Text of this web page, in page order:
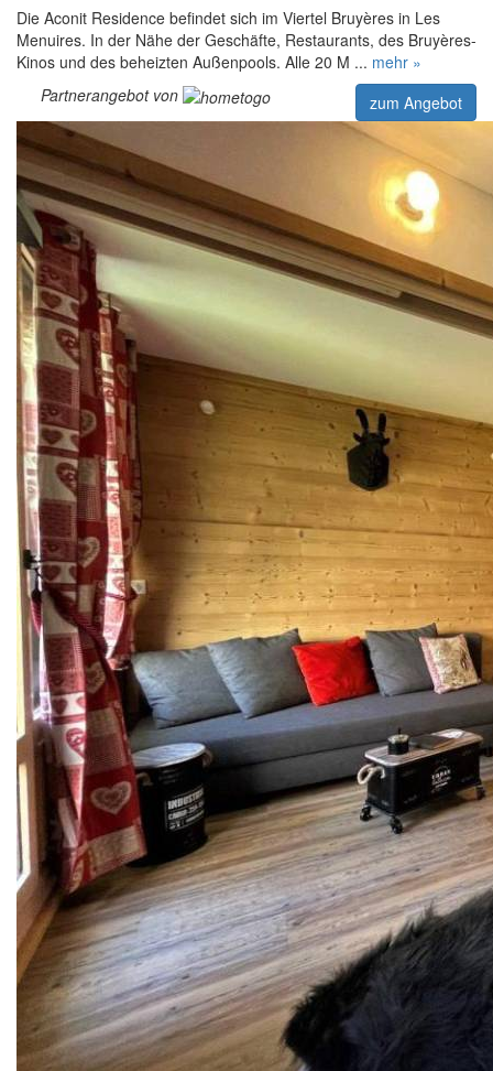
Die Aconit Residence befindet sich im Viertel Bruyères in Les
Menuires. In der Nähe der Geschäfte, Restaurants, des Bruyères-
Kinos und des beheizten Außenpools. Alle 20 M ... mehr »
Partnerangebot von
zum Angebot